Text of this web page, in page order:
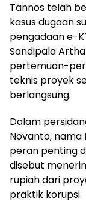
Tannos telah
kasus dugaan
pengadaan e-
Sandipala
pertemuan-
teknis proyek
berlangsung.
Dalam
Novanto, nama
peran penting
disebut
rupiah dari
praktik korupsi.